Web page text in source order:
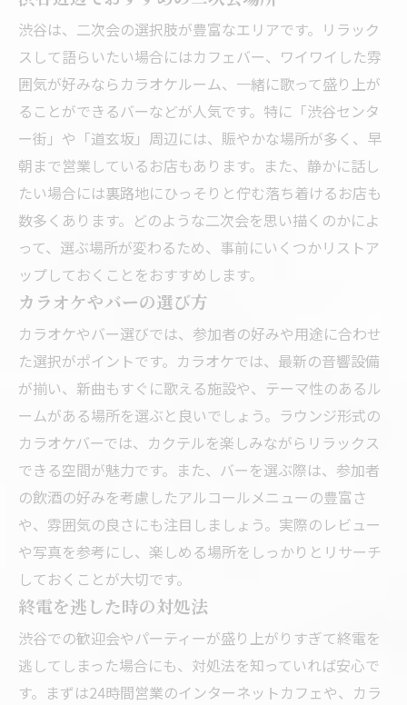
渋谷は、二次会の選択肢が豊富なエリアです。リラック
スして語らいたい場合にはカフェバー、ワイワイした雰
囲気が好みならカラオケルーム、一緒に歌って盛り上が
ることができるバーなどが人気です。特に「渋谷センタ
ー街」や「道玄坂」周辺には、賑やかな場所が多く、早
朝まで営業しているお店もあります。また、静かに話し
たい場合には裏路地にひっそりと佇む落ち着けるお店も
数多くあります。どのような二次会を思い描くのかによ
って、選ぶ場所が変わるため、事前にいくつかリストア
ップしておくことをおすすめします。
カラオケやバーの選び方
カラオケやバー選びでは、参加者の好みや用途に合わせ
た選択がポイントです。カラオケでは、最新の音響設備
が揃い、新曲もすぐに歌える施設や、テーマ性のあるル
ームがある場所を選ぶと良いでしょう。ラウンジ形式の
カラオケバーでは、カクテルを楽しみながらリラックス
できる空間が魅力です。また、バーを選ぶ際は、参加者
の飲酒の好みを考慮したアルコールメニューの豊富さ
や、雰囲気の良さにも注目しましょう。実際のレビュー
や写真を参考にし、楽しめる場所をしっかりとリサーチ
しておくことが大切です。
終電を逃した時の対処法
渋谷での歓迎会やパーティーが盛り上がりすぎて終電を
逃してしまった場合にも、対処法を知っていれば安心で
す。まずは24時間営業のインターネットカフェや、カラ